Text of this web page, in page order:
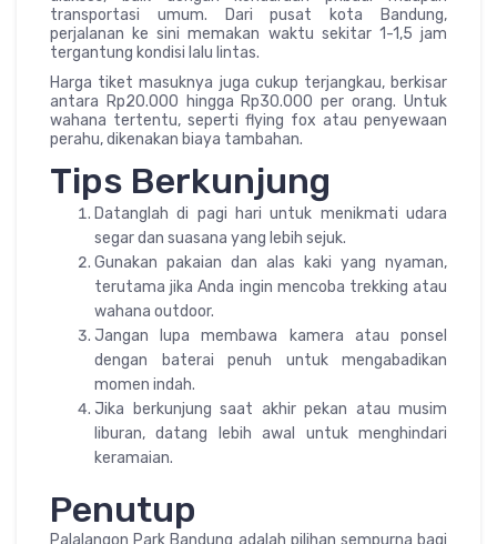
transportasi umum. Dari pusat kota Bandung,
perjalanan ke sini memakan waktu sekitar 1-1,5 jam
tergantung kondisi lalu lintas.
Harga tiket masuknya juga cukup terjangkau, berkisar
antara Rp20.000 hingga Rp30.000 per orang. Untuk
wahana tertentu, seperti flying fox atau penyewaan
perahu, dikenakan biaya tambahan.
Tips Berkunjung
Datanglah di pagi hari untuk menikmati udara
segar dan suasana yang lebih sejuk.
Gunakan pakaian dan alas kaki yang nyaman,
terutama jika Anda ingin mencoba trekking atau
wahana outdoor.
Jangan lupa membawa kamera atau ponsel
dengan baterai penuh untuk mengabadikan
momen indah.
Jika berkunjung saat akhir pekan atau musim
liburan, datang lebih awal untuk menghindari
keramaian.
Penutup